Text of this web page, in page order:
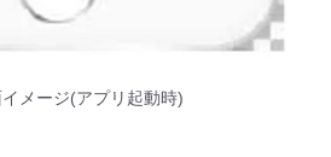
メージ(アプリ起動時)